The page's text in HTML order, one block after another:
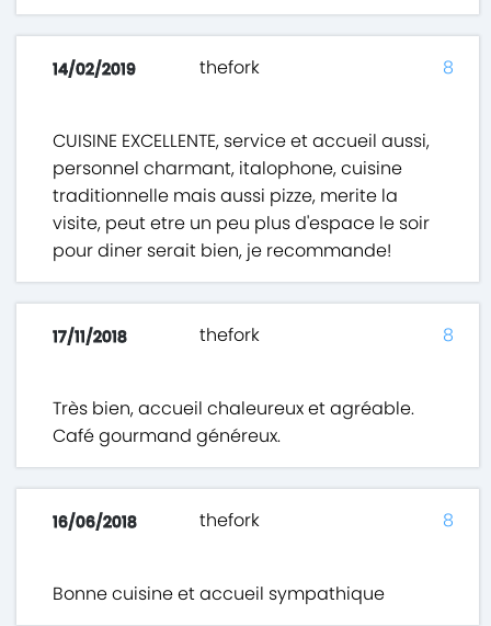
14/02/2019 thefork
CUISINE EXCELLENTE, service et accueil aussi,
personnel charmant, italophone, cuisine
traditionnelle mais aussi pizze, merite la
visite, peut etre un peu plus d'espace le soir
pour diner serait bien, je recommande!
8
17/11/2018 thefork
Très bien, accueil chaleureux et agréable.
Café gourmand généreux.
8
16/06/2018 thefork
Bonne cuisine et accueil sympathique
8